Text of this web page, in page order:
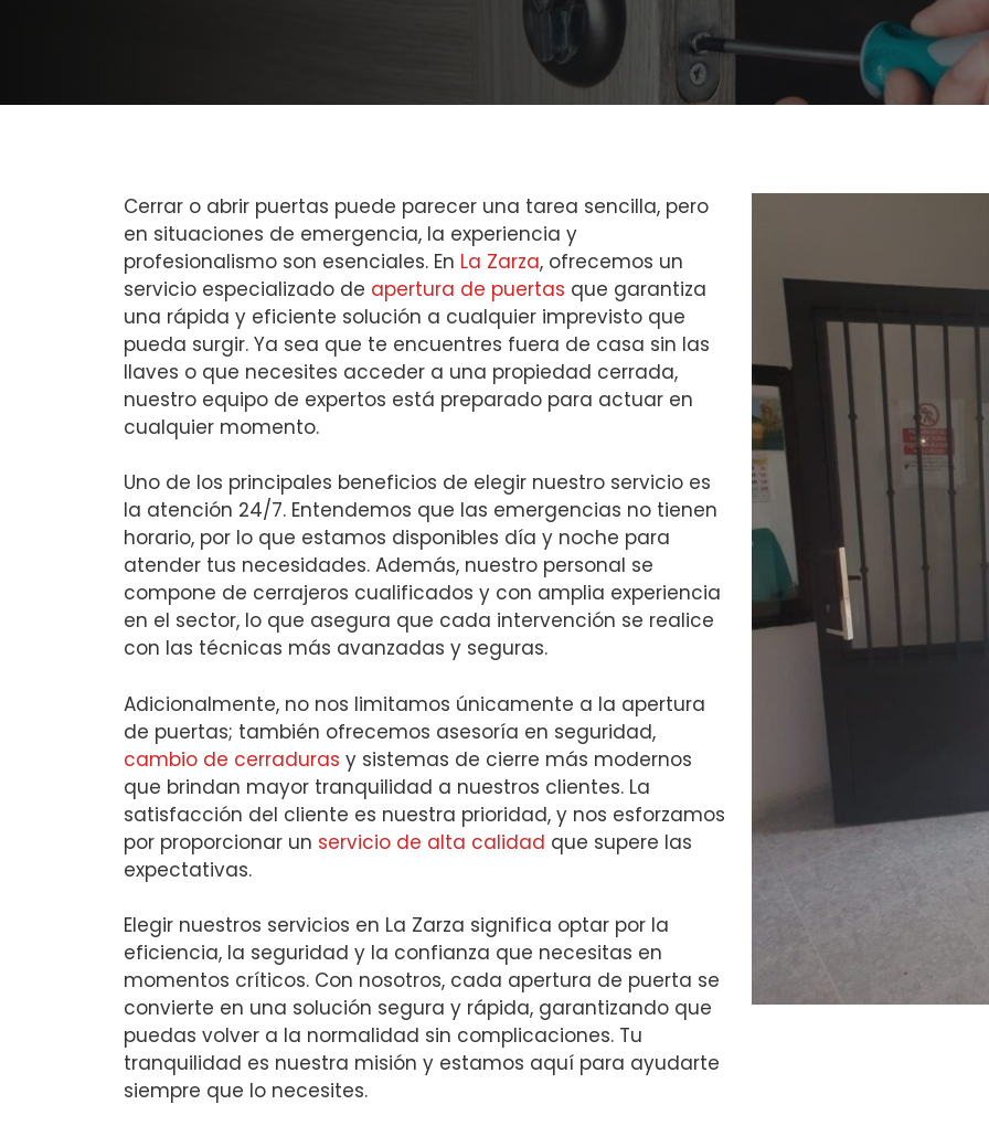
Cerrar o abrir puertas puede parecer una tarea sencilla, pero
en situaciones de emergencia, la experiencia y
profesionalismo son esenciales. En La Zarza, ofrecemos un
servicio especializado de apertura de puertas que garantiza
una rápida y eficiente solución a cualquier imprevisto que
pueda surgir. Ya sea que te encuentres fuera de casa sin las
llaves o que necesites acceder a una propiedad cerrada,
nuestro equipo de expertos está preparado para actuar en
cualquier momento.
Uno de los principales beneficios de elegir nuestro servicio es
la atención 24/7. Entendemos que las emergencias no tienen
horario, por lo que estamos disponibles día y noche para
atender tus necesidades. Además, nuestro personal se
compone de cerrajeros cualificados y con amplia experiencia
en el sector, lo que asegura que cada intervención se realice
con las técnicas más avanzadas y seguras.
Adicionalmente, no nos limitamos únicamente a la apertura
de puertas; también ofrecemos asesoría en seguridad,
cambio de cerraduras y sistemas de cierre más modernos
que brindan mayor tranquilidad a nuestros clientes. La
satisfacción del cliente es nuestra prioridad, y nos esforzamos
por proporcionar un servicio de alta calidad que supere las
expectativas.
Elegir nuestros servicios en La Zarza significa optar por la
eficiencia, la seguridad y la confianza que necesitas en
momentos críticos. Con nosotros, cada apertura de puerta se
convierte en una solución segura y rápida, garantizando que
puedas volver a la normalidad sin complicaciones. Tu
tranquilidad es nuestra misión y estamos aquí para ayudarte
siempre que lo necesites.